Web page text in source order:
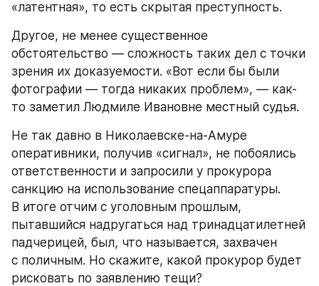
«латентная», то есть скрытая преступность.
Другое, не менее существенное
обстоятельство — сложность таких дел с точки
зрения их доказуемости. «Вот если бы были
фотографии — тогда никаких проблем», — как-
то заметил Людмиле Ивановне местный судья.
Не так давно в Николаевске-на-Амуре
оперативники, получив «сигнал», не побоялись
ответственности и запросили у прокурора
санкцию на использование спецаппаратуры.
В итоге отчим с уголовным прошлым,
пытавшийся надругаться над тринадцатилетней
падчерицей, был, что называется, захвачен
с поличным. Но скажите, какой прокурор будет
рисковать по заявлению тещи?